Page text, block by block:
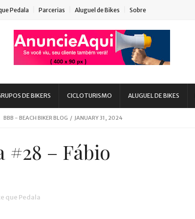
Pedala Parcerias Aluguel de Bikes Sobre
DE BIKERS CICLOTURISMO ALUGUEL DE BIKES
BIKER BLOG / MARCH 08, 2020
BBB - BEACH BIKER BLOG / JANUARY 31, 2024
- BEACH BIKER BLOG MARCH 03, 2023
SC
DE INSCRIÇÃO
#28 – Fábio
que Pedala